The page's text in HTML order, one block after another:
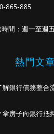
865-885
間：週一至週
熱門文
銀行債務整合
房子向銀行抵